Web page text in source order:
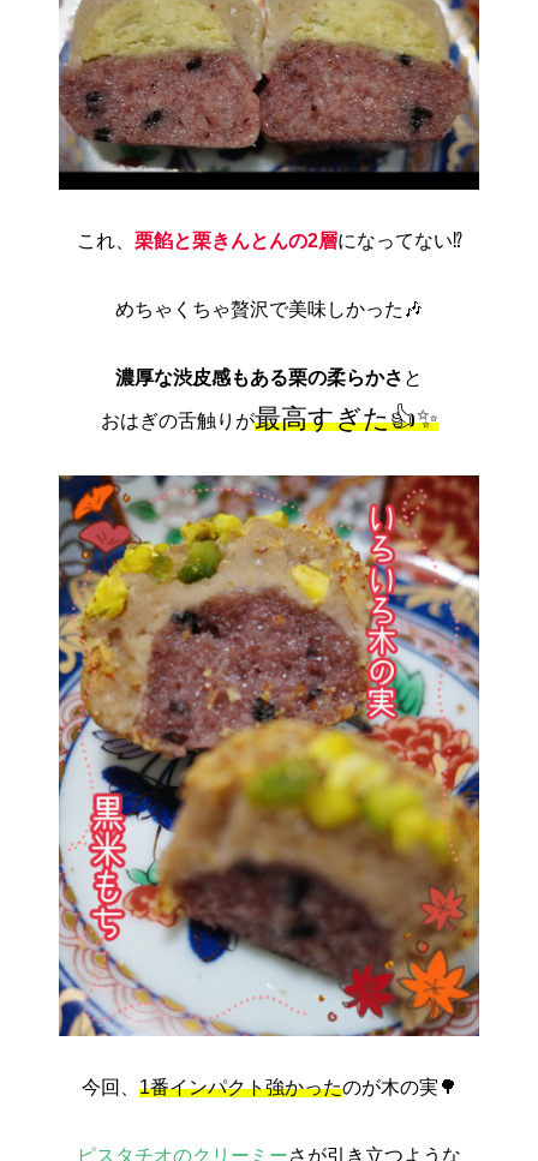
これ、 栗餡と栗きんとんの2層になってない⁉️
めちゃくちゃ贅沢で美味しかった🎶
濃厚な渋皮感もある栗の柔らかさ と
おはぎの舌触りが最高すぎた👍✨
今回、 1番インパクト強かったのが木の実🌳
ピスタチオのクリーミーさが引き立つような